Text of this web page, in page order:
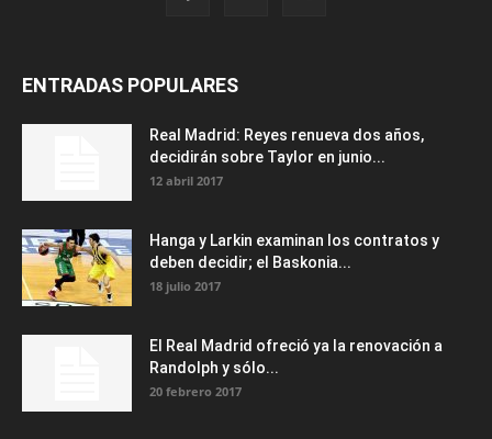
ENTRADAS POPULARES
Real Madrid: Reyes renueva dos años,
decidirán sobre Taylor en junio...
12 abril 2017
Hanga y Larkin examinan los contratos y
deben decidir; el Baskonia...
18 julio 2017
El Real Madrid ofreció ya la renovación a
Randolph y sólo...
20 febrero 2017